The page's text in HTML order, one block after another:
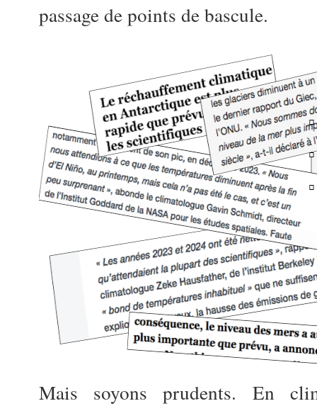
passage de points de bascule.
Mais soyons prudents. En